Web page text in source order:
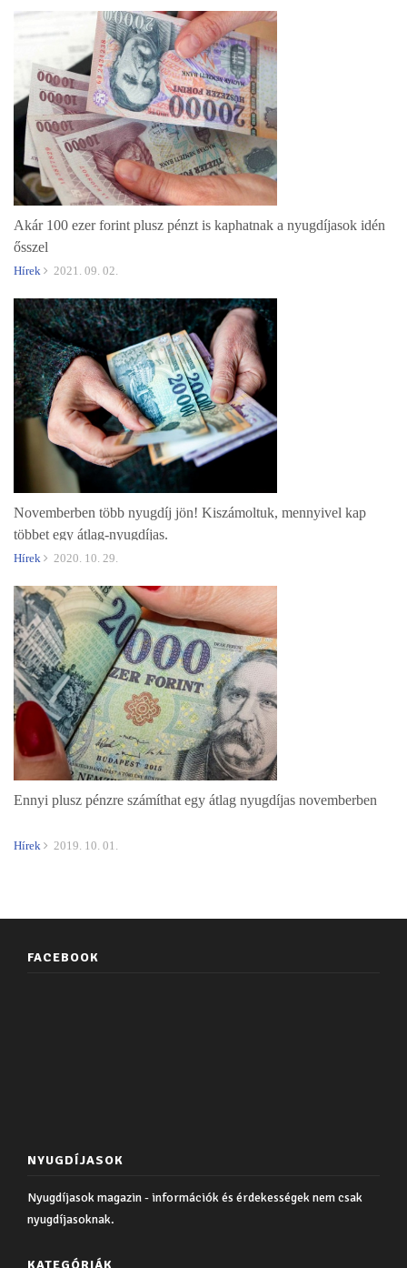
Akár 100 ezer forint plusz pénzt is kaphatnak a nyugdíjasok idén
ősszel
Hírek 2021. 09. 02.
Novemberben több nyugdíj jön! Kiszámoltuk, mennyivel kap
többet egy átlag-nyugdíjas.
Hírek 2020. 10. 29.
Ennyi plusz pénzre számíthat egy átlag nyugdíjas novemberben
Hírek 2019. 10. 01.
FACEBOOK
NYUGDÍJASOK
Nyugdíjasok magazin - információk és érdekességek nem csak
nyugdíjasoknak.
KATEGÓRIÁK